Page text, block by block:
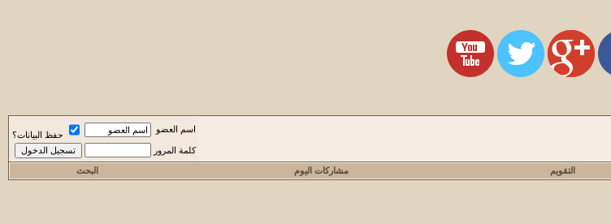
اسم العضو
حفظ البيانات؟
كلمة المرور
التقويم مشاركات اليوم البحث